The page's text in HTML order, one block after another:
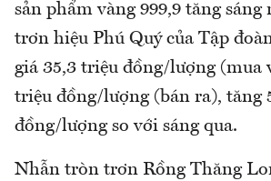
sản phẩm vàng 999,9 tăng
trơn hiệu Phú Quý của Tập
giá 35,3 triệu đồng/lượng (mua
triệu đồng/lượng (bán ra), tăng
đồng/lượng so với sáng qua.
Nhẫn tròn trơn Rồng Thăng